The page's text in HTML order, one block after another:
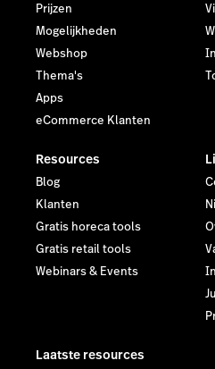
Prijzen
Mogelijkheden
Webshop
Thema's
Apps
eCommerce Klanten
Resources
Blog
Klanten
Gratis horeca tools
Gratis retail tools
Webinars & Events
Laatste resources